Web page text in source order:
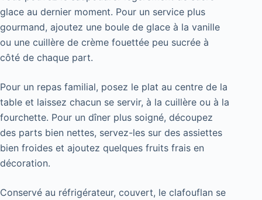
glace au dernier moment. Pour un service plus
gourmand, ajoutez une boule de glace à la vanille
ou une cuillère de crème fouettée peu sucrée à
côté de chaque part.
Pour un repas familial, posez le plat au centre de la
table et laissez chacun se servir, à la cuillère ou à la
fourchette. Pour un dîner plus soigné, découpez
des parts bien nettes, servez-les sur des assiettes
bien froides et ajoutez quelques fruits frais en
décoration.
Conservé au réfrigérateur, couvert, le clafouflan se